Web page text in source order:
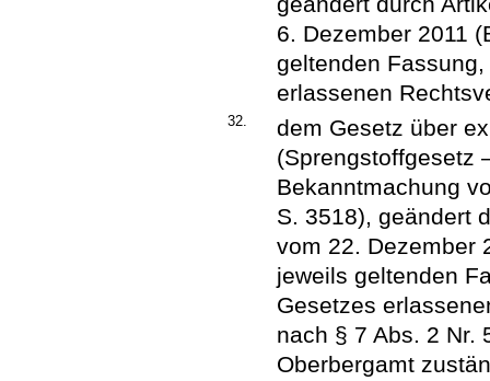
6. Dezember 2011
geltenden
erlassenen
32.
dem Gesetz über
(Sprengstoffgesetz
Bekanntmachung
S. 3518), geändert
vom 22. Dezember
jeweils geltenden
Gesetzes
nach § 7 Abs. 2 Nr.
Oberbergamt